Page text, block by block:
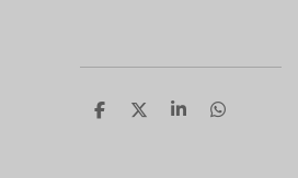
D
D
S
D